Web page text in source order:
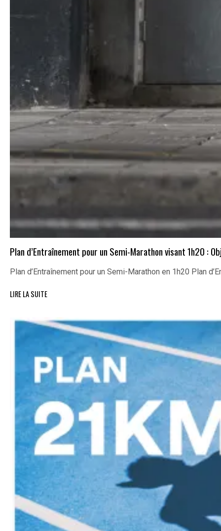
Plan d’Entraînement pour un Semi-Marathon visant 1h20 :
Plan d’Entraînement pour un Semi-Marathon en 1h20 Plan
LIRE LA SUITE